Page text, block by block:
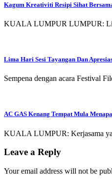
Kagum Kreativiti Resipi Sihat
KUALA LUMPUR LUMPUR:
Lima Hari Sesi Tayangan Dan
Sempena dengan acara Festival
AC GAS Kenang Tempat Mula
KUALA LUMPUR: Kerjasama
Leave a Reply
Your email address will not be